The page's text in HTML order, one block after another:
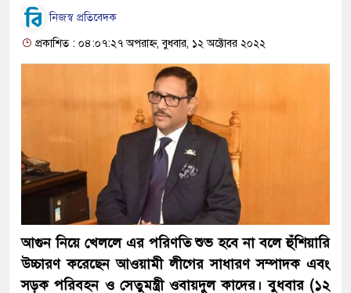
নিজস্ব প্রতিবেদক
প্রকাশিত : ০৪:০৭:২৭ অপরাহ্ন, বুধবার, ১২ অক্টোবর ২০২২
আগুন নিয়ে খেললে এর পরিণতি শুভ হবে না বলে হুঁশিয়ারি
উচ্চারণ করেছেন আওয়ামী লীগের সাধারণ সম্পাদক এবং
সড়ক পরিবহন ও সেতুমন্ত্রী ওবায়দুল কাদের। বুধবার (১২